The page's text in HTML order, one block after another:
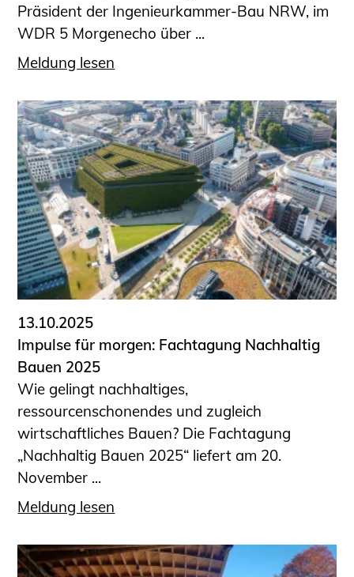
Präsident der Ingenieurkammer-Bau NRW, im
WDR 5 Morgenecho über ...
Meldung lesen
13.10.2025
Impulse für morgen: Fachtagung Nachhaltig
Bauen 2025
Wie gelingt nachhaltiges,
ressourcenschonendes und zugleich
wirtschaftliches Bauen? Die Fachtagung
„Nachhaltig Bauen 2025“ liefert am 20.
November ...
Meldung lesen